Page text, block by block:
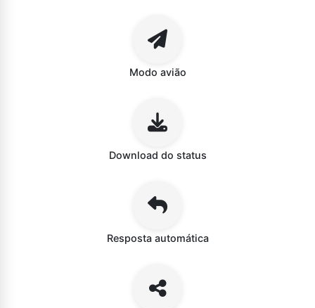
Modo avião
Download do status
Resposta automática